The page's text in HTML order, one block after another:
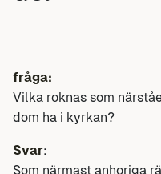
fråga:
Vilka roknas som
dom ha i kyrkan?
Svar:
Som närmast anhoriga